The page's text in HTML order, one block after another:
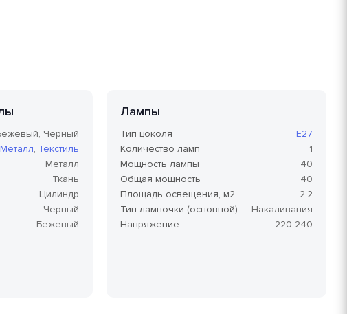
Черный
Металл, Текстиль
Металл
Ткань
Цилиндр
Черный
Бежевый
Лампы
Тип цоколя
E27
Количество ламп
1
Мощность лампы
40
Общая мощность
40
Площадь освещения, м2
2.2
Тип лампочки (основной)
Накаливания
Напряжение
220-240